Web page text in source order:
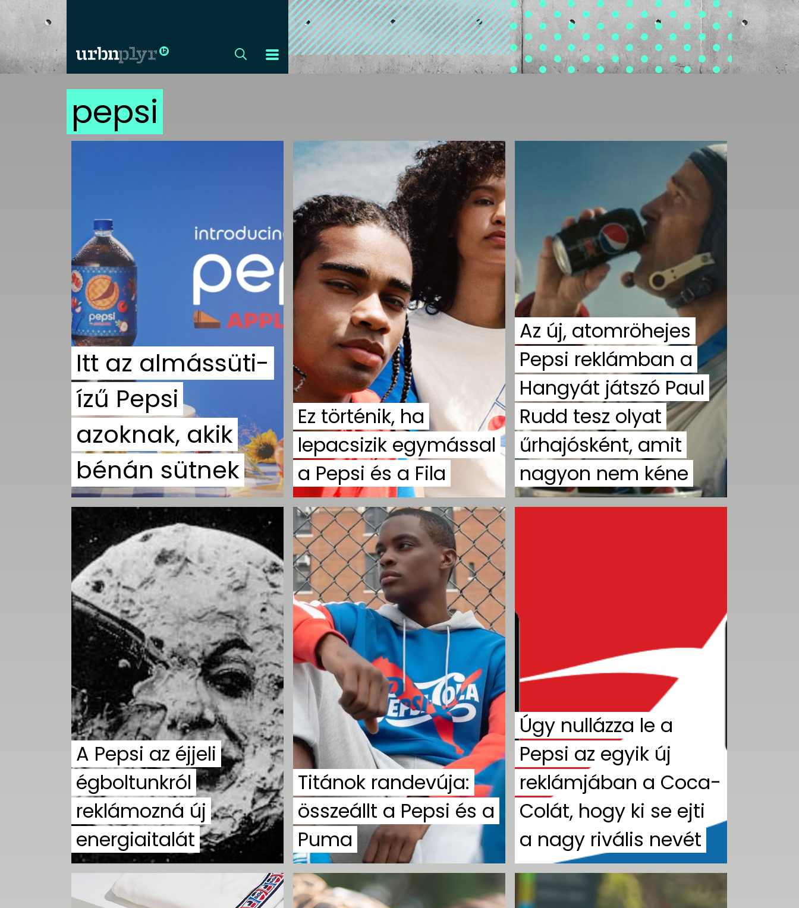
DIZÁJN
KULT
UTCA
ZENE
MÉDIAAJÁNLAT
PR-ARCHÍVUM
ADATKEZELÉSI
TÁJÉKOZTATÓ
pepsi
Itt az almássüti-
ízű Pepsi
azoknak, akik
bénán sütnek
Ez történik, ha
lepacsizik egymással
a Pepsi és a Fila
Az új, atomröhejes
Pepsi reklámban a
Hangyát játszó Paul
Rudd tesz olyat
űrhajósként, amit
nagyon nem kéne
A Pepsi az éjjeli
égboltunkról
reklámozná új
energiaitalát
Titánok randevúja:
összeállt a Pepsi és a
Puma
Úgy nullázza le a
Pepsi az egyik új
reklámjában a Coca-
Colát, hogy ki se ejti
a nagy rivális nevét